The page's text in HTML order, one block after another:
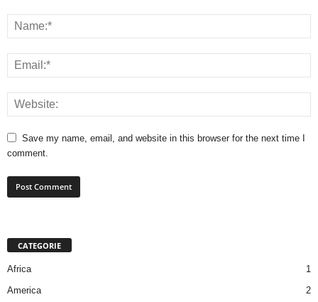
Save my name, email, and website in this browser for the next time I
comment.
CATEGORIE
Africa
1
America
2